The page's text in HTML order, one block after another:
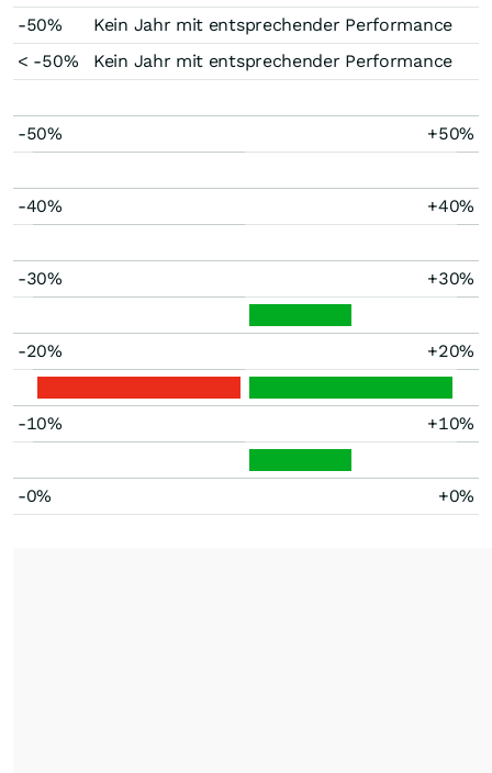
-50%
Kein Jahr mit entsprechender Performance
< -50%
Kein Jahr mit entsprechender Performance
-50% +50%
-40% +40%
-30% +30%
-20% +20%
-10% +10%
-0% +0%